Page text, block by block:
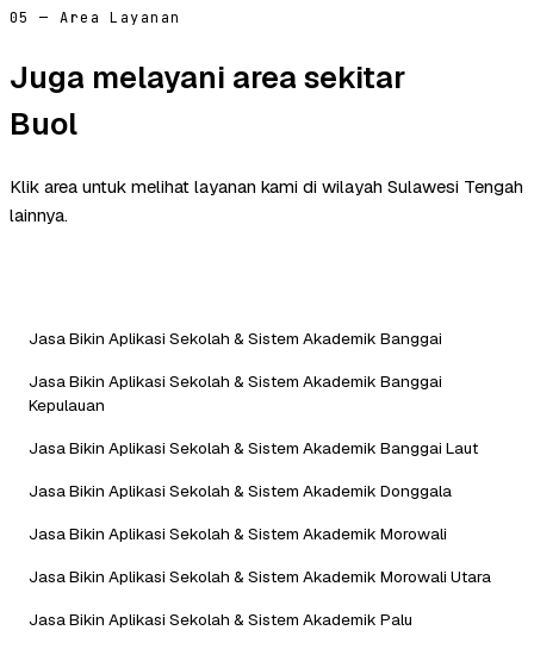
05 — Area Layanan
Juga melayani area sekitar
Buol
Klik area untuk melihat layanan kami di wilayah Sulawesi Tengah
lainnya.
Jasa Bikin Aplikasi Sekolah & Sistem Akademik Banggai
Jasa Bikin Aplikasi Sekolah & Sistem Akademik Banggai
Kepulauan
Jasa Bikin Aplikasi Sekolah & Sistem Akademik Banggai Laut
Jasa Bikin Aplikasi Sekolah & Sistem Akademik Donggala
Jasa Bikin Aplikasi Sekolah & Sistem Akademik Morowali
Jasa Bikin Aplikasi Sekolah & Sistem Akademik Morowali Utara
Jasa Bikin Aplikasi Sekolah & Sistem Akademik Palu